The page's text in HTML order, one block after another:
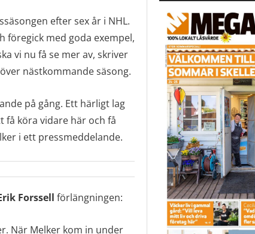
efter sex år i NHL.
föregick med goda exempel,
vi nu få se mer av, skriver
nästkommande säsong.
på gång. Ett härligt lag
få köra vidare här och få
i ett pressmeddelande.
Forssell förlängningen:
När Melker kom in under